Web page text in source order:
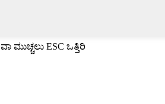
ಮುಚ್ಚಲು ESC ಒತ್ತಿರಿ